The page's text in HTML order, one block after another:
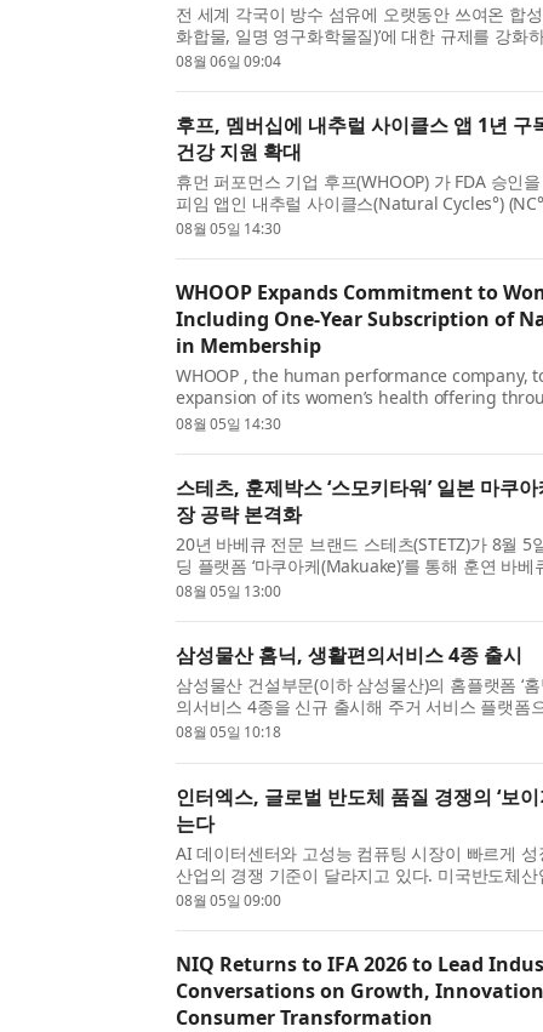
전 세계 각국이 방수 섬유에 오랫동안 쓰여온 합성
화합물, 일명 영구화학물질)’에 대한 규제를 강화
나이버테크놀로지스(Niber Technologies Pte.
08월 06일 09:04
후프, 멤버십에 내추럴 사이클스 앱 1년 구
건강 지원 확대
휴먼 퍼포먼스 기업 후프(WHOOP) 가 FDA 승인
피임 앱인 내추럴 사이클스(Natural Cycles°)
건강 관련 제품군을 확장한다고 발표했다. 후프
08월 05일 14:30
WHOOP Expands Commitment to
Including One-Year Subscription of
in Membership
WHOOP , the human performance company,
expansion of its women’s health offering
with Natural Cycles° (NC°), the only FDA-
08월 05일 14:30
스테츠, 훈제박스 ‘스모키타워’ 일본 마쿠
장 공략 본격화
20년 바베큐 전문 브랜드 스테츠(STETZ)가 8월 5
딩 플랫폼 ‘마쿠아케(Makuake)’를 통해 훈연 바베
(Smoki Tower)’를 선보이며 일본 시장 공략에 본
08월 05일 13:00
삼성물산 홈닉, 생활편의서비스 4종 출시
삼성물산 건설부문(이하 삼성물산)의 홈플랫폼 ‘
의서비스 4종을 신규 출시해 주거 서비스 플랫폼
다. 삼성물산은 생활 밀착형 서비스 기업과의 제
08월 05일 10:18
인터엑스, 글로벌 반도체 품질 경쟁의 ‘보
는다
AI 데이터센터와 고성능 컴퓨팅 시장이 빠르게
산업의 경쟁 기준이 달라지고 있다. 미국반도체
올해 2월 글로벌 반도체 매출은 888억달러로 전
08월 05일 09:00
NIQ Returns to IFA 2026 to Lead
Conversations on Growth,
Consumer Transformation